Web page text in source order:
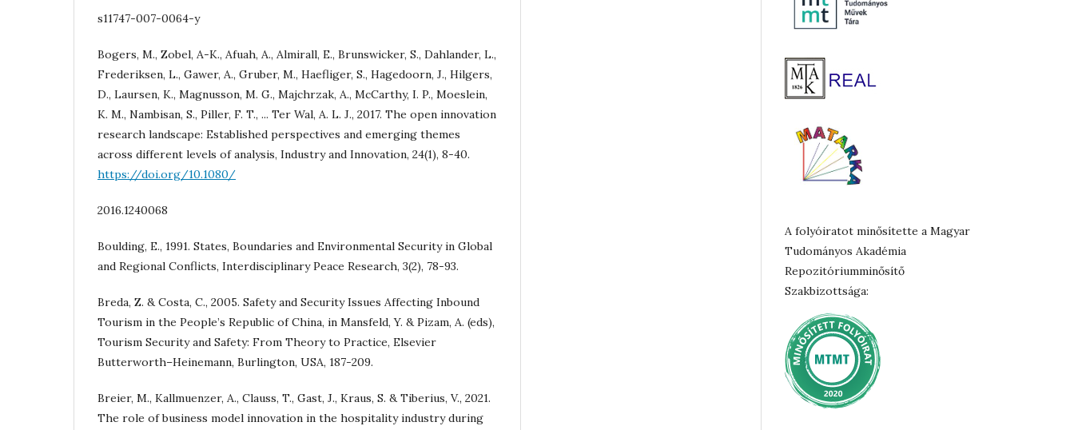
s11747-007-0064-y
Bogers, M., Zobel, A-K., Afuah, A., Almirall, E., Brunswicker, S., Dahlander, L.,
Frederiksen, L., Gawer, A., Gruber, M., Haefliger, S., Hagedoorn, J., Hilgers,
D., Laursen, K., Magnusson, M. G., Majchrzak, A., McCarthy, I. P., Moeslein,
K. M., Nambisan, S., Piller, F. T., ... Ter Wal, A. L. J., 2017. The open innovation
research landscape: Established perspectives and emerging themes
across different levels of analysis, Industry and Innovation, 24(1), 8-40.
https://doi.org/10.1080/
2016.1240068
Boulding, E., 1991. States, Boundaries and Environmental Security in Global
and Regional Conflicts, Interdisciplinary Peace Research, 3(2), 78-93.
Breda, Z. & Costa, C., 2005. Safety and Security Issues Affecting Inbound
Tourism in the People’s Republic of China, in Mansfeld, Y. & Pizam, A. (eds),
Tourism Security and Safety: From Theory to Practice, Elsevier
Butterworth–Heinemann, Burlington, USA, 187-209.
Breier, M., Kallmuenzer, A., Clauss, T., Gast, J., Kraus, S. & Tiberius, V., 2021.
The role of business model innovation in the hospitality industry during
A folyóiratot minősítette a Magyar
Tudományos Akadémia
Repozitóriumminősítő
Szakbizottsága: